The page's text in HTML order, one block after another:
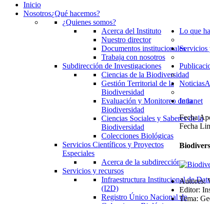
Inicio
Nosotros¿Qué hacemos?
¿Quienes somos?
Acerca del Instituto
Nuestro director
Documentos institucionales
Trabaja con nosotros
Lo que
Subdirección de Investigaciones
Ciencias de la Biodiversidad
Gestión Territorial de la
Biodiversidad
Evaluación y Monitoreo de la
Biodiversidad
Ciencias Sociales y Saberes de la
Biodiversidad
Colecciones Biológicas
Servicios Científicos y Proyectos
Especiales
Acerca de la subdirección
Servicios
Servicios y recursos
Infraestructura Institucional de
(I2D)
Registro Único Nacional de
Noticias
Intranet
Fecha
Fecha
Autores:
Editor:
Tema: